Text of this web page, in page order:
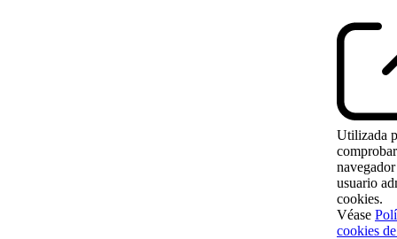
Utilizada
usuario
cookies.
Véase
cookies